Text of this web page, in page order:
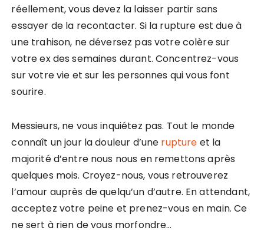
réellement, vous devez la laisser partir sans
essayer de la recontacter. Si la rupture est due à
une trahison, ne déversez pas votre colère sur
votre ex des semaines durant. Concentrez-vous
sur votre vie et sur les personnes qui vous font
sourire.
Messieurs, ne vous inquiétez pas. Tout le monde
connaît un jour la douleur d’une rupture et la
majorité d’entre nous nous en remettons après
quelques mois. Croyez-nous, vous retrouverez
l’amour auprès de quelqu’un d’autre. En attendant,
acceptez votre peine et prenez-vous en main. Ce
ne sert à rien de vous morfondre…